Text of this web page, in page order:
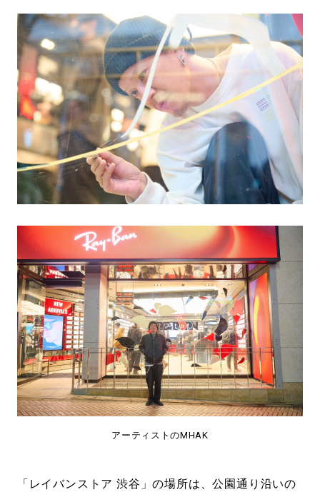
アーティストのMHAK
「レイバンストア 渋谷」の場所は、公園通り沿いの